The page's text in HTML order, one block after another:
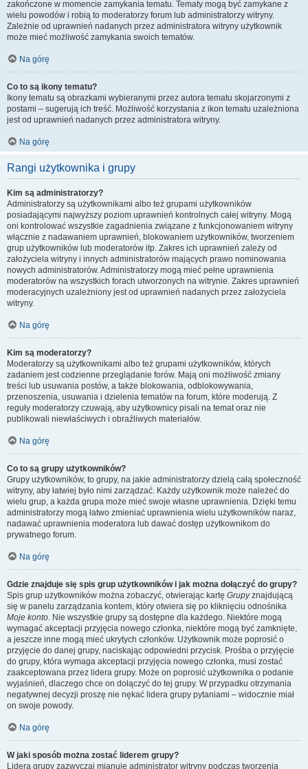
zakończone w momencie zamykania tematu. Tematy mogą być zamykane z
wielu powodów i robią to moderatorzy forum lub administratorzy witryny.
Zależnie od uprawnień nadanych przez administratora witryny użytkownik
może mieć możliwość zamykania swoich tematów.
Na górę
Co to są ikony tematu?
Ikony tematu są obrazkami wybieranymi przez autora tematu skojarzonymi z
postami – sugerują ich treść. Możliwość korzystania z ikon tematu uzależniona
jest od uprawnień nadanych przez administratora witryny.
Na górę
Rangi użytkownika i grupy
Kim są administratorzy?
Administratorzy są użytkownikami albo też grupami użytkowników
posiadającymi najwyższy poziom uprawnień kontrolnych całej witryny. Mogą
oni kontrolować wszystkie zagadnienia związane z funkcjonowaniem witryny
włącznie z nadawaniem uprawnień, blokowaniem użytkowników, tworzeniem
grup użytkowników lub moderatorów itp. Zakres ich uprawnień zależy od
założyciela witryny i innych administratorów mających prawo nominowania
nowych administratorów. Administratorzy mogą mieć pełne uprawnienia
moderatorów na wszystkich forach utworzonych na witrynie. Zakres uprawnień
moderacyjnych uzależniony jest od uprawnień nadanych przez założyciela
witryny.
Na górę
Kim są moderatorzy?
Moderatorzy są użytkownikami albo też grupami użytkowników, których
zadaniem jest codzienne przeglądanie forów. Mają oni możliwość zmiany
treści lub usuwania postów, a także blokowania, odblokowywania,
przenoszenia, usuwania i dzielenia tematów na forum, które moderują. Z
reguły moderatorzy czuwają, aby użytkownicy pisali na temat oraz nie
publikowali niewłaściwych i obraźliwych materiałów.
Na górę
Co to są grupy użytkowników?
Grupy użytkowników, to grupy, na jakie administratorzy dzielą całą społeczność
witryny, aby łatwiej było nimi zarządzać. Każdy użytkownik może należeć do
wielu grup, a każda grupa może mieć swoje własne uprawnienia. Dzięki temu
administratorzy mogą łatwo zmieniać uprawnienia wielu użytkowników naraz,
nadawać uprawnienia moderatora lub dawać dostęp użytkownikom do
prywatnego forum.
Na górę
Gdzie znajduje się spis grup użytkowników i jak można dołączyć do grupy?
Spis grup użytkowników można zobaczyć, otwierając kartę Grupyznajdującą
się w panelu zarządzania kontem, który otwiera się po kliknięciu odnośnika
Moje konto. Nie wszystkie grupy są dostępne dla każdego. Niektóre mogą
wymagać akceptacji przyjęcia nowego członka, niektóre mogą być zamknięte,
a jeszcze inne mogą mieć ukrytych członków. Użytkownik może poprosić o
przyjęcie do danej grupy, naciskając odpowiedni przycisk. Prośba o przyjęcie
do grupy, która wymaga akceptacji przyjęcia nowego członka, musi zostać
zaakceptowana przez lidera grupy. Może on poprosić użytkownika o podanie
wyjaśnień, dlaczego chce on dołączyć do tej grupy. W przypadku otrzymania
negatywnej decyzji proszę nie nękać lidera grupy pytaniami – widocznie miał
on swoje powody.
Na górę
W jaki sposób można zostać liderem grupy?
Lidera grupy zazwyczaj mianuje administrator witryny podczas tworzenia